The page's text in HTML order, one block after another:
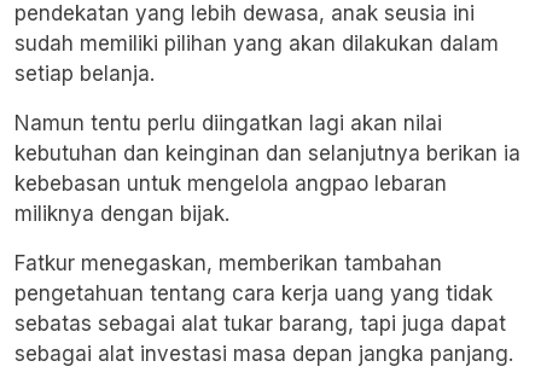
pendekatan yang lebih dewasa, anak seusia ini
sudah memiliki pilihan yang akan dilakukan dalam
setiap belanja.
Namun tentu perlu diingatkan lagi akan nilai
kebutuhan dan keinginan dan selanjutnya berikan ia
kebebasan untuk mengelola angpao lebaran
miliknya dengan bijak.
Fatkur menegaskan, memberikan tambahan
pengetahuan tentang cara kerja uang yang tidak
sebatas sebagai alat tukar barang, tapi juga dapat
sebagai alat investasi masa depan jangka panjang.